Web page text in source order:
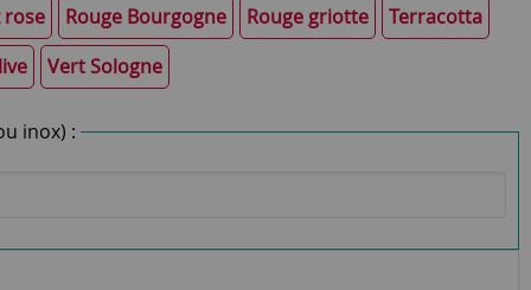
rose
Rouge Bourgogne Rouge griotte
Terracotta
Vert Sologne
inox) :